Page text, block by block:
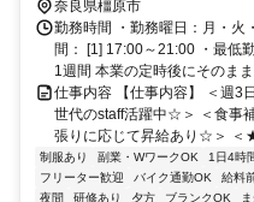
久保店 車7分
奈良県橿原市
勤務時間 ・勤務曜日：月・火
間： [1] 17:00～21:00 ・最低
1週間 本業の定時後にそのま
仕事内容 【仕事内容】 ＜週3
世代のstaff活躍中☆＞ ＜食事
張りに応じて昇給あり☆＞ ＜
制服あり 副業・WワークOK 1日4時
フリーター歓迎
バイク通勤OK 給料
夜間
研修あり 夕方 ブランクOK